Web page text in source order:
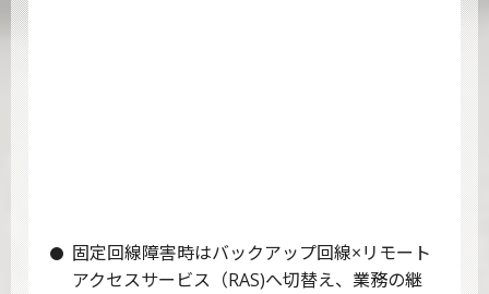
固定回線障害時はバックアップ回線×リモート
アクセスサービス（RAS)へ切替え、業務の継